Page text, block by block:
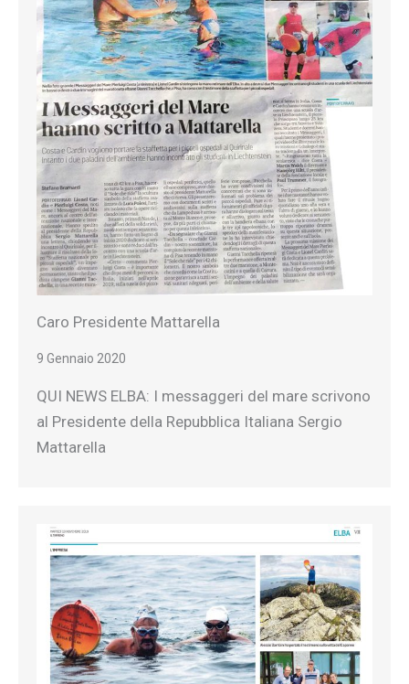
Caro Presidente Mattarella
9 Gennaio 2020
QUI NEWS ELBA: I messaggeri del mare scrivono
al Presidente della Repubblica Italiana Sergio
Mattarella